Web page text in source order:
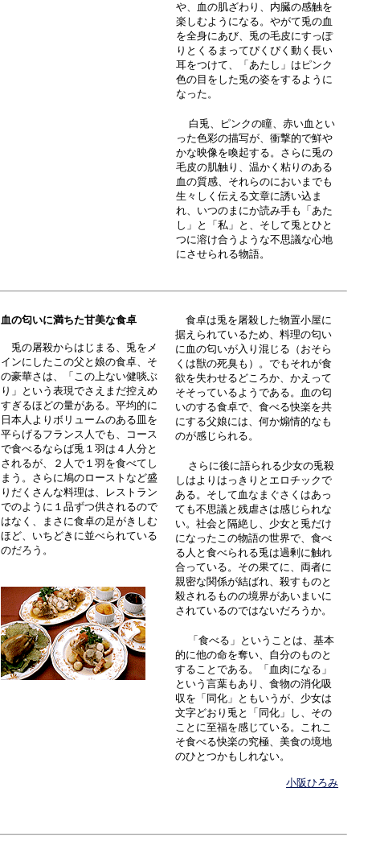
や、血の肌ざわり、内臓の感触を
楽しむようになる。やがて兎の血
を全身にあび、兎の毛皮にすっぽ
りとくるまってぴくぴく動く長い
耳をつけて、「あたし」はピンク
色の目をした兎の姿をするように
なった。
白兎、ピンクの瞳、赤い血とい
った色彩の描写が、衝撃的で鮮や
かな映像を喚起する。さらに兎の
毛皮の肌触り、温かく粘りのある
血の質感、それらのにおいまでも
生々しく伝える文章に誘い込ま
れ、いつのまにか読み手も「あた
し」と「私」と、そして兎とひと
つに溶け合うような不思議な心地
にさせられる物語。
血の匂いに満ちた甘美な食卓
兎の屠殺からはじまる、兎をメ
インにしたこの父と娘の食卓、そ
の豪華さは、「この上ない健啖ぶ
り」という表現でさえまだ控えめ
すぎるほどの量がある。平均的に
日本人よりボリュームのある皿を
平らげるフランス人でも、コース
で食べるならば兎１羽は４人分と
されるが、２人で１羽を食べてし
まう。さらに鳩のローストなど盛
りだくさんな料理は、レストラン
でのように１品ずつ供されるので
はなく、まさに食卓の足がきしむ
ほど、いちどきに並べられている
のだろう。
食卓は兎を屠殺した物置小屋に
据えられているため、料理の匂い
に血の匂いが入り混じる（おそら
くは獣の死臭も）。でもそれが食
欲を失わせるどころか、かえって
そそっているようである。血の匂
いのする食卓で、食べる快楽を共
にする父娘には、何か煽情的なも
のが感じられる。
さらに後に語られる少女の兎殺
しはよりはっきりとエロチックで
ある。そして血なまぐさくはあっ
ても不思議と残虐さは感じられな
い。社会と隔絶し、少女と兎だけ
になったこの物語の世界で、食べ
る人と食べられる兎は過剰に触れ
合っている。その果てに、両者に
親密な関係が結ばれ、殺すものと
殺されるものの境界があいまいに
されているのではないだろうか。
「食べる」ということは、基本
的に他の命を奪い、自分のものと
することである。「血肉になる」
という言葉もあり、食物の消化吸
収を「同化」ともいうが、少女は
文字どおり兎と「同化」し、その
ことに至福を感じている。これこ
そ食べる快楽の究極、美食の境地
のひとつかもしれない。
小阪ひろみ